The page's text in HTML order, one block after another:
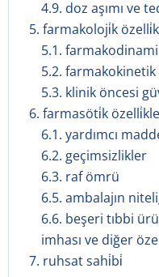
4.9. doz aşımı ve
5. farmakoloji̇k
5.1.
5.2.
5.3. klinik öncesi
6. farmasöti̇k
6.1. yardımcı
6.2. geçimsizlikler
6.3. raf ömrü
6.5. ambalajın
6.6. beşeri tıbbi
imhası ve diğer
7. ruhsat sahi̇bi̇